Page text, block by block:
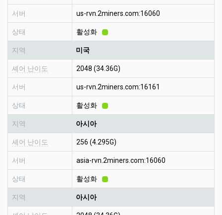
서버 us-rvn.2miners.com:16060
상태 활성화
지역 미국
셰어 난이도 2048 (34.36G)
서버 us-rvn.2miners.com:16161
상태 활성화
지역 아시아
셰어 난이도 256 (4.295G)
서버 asia-rvn.2miners.com:16060
상태 활성화
지역 아시아